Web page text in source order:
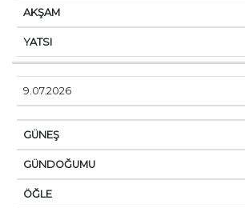
9.07.2026